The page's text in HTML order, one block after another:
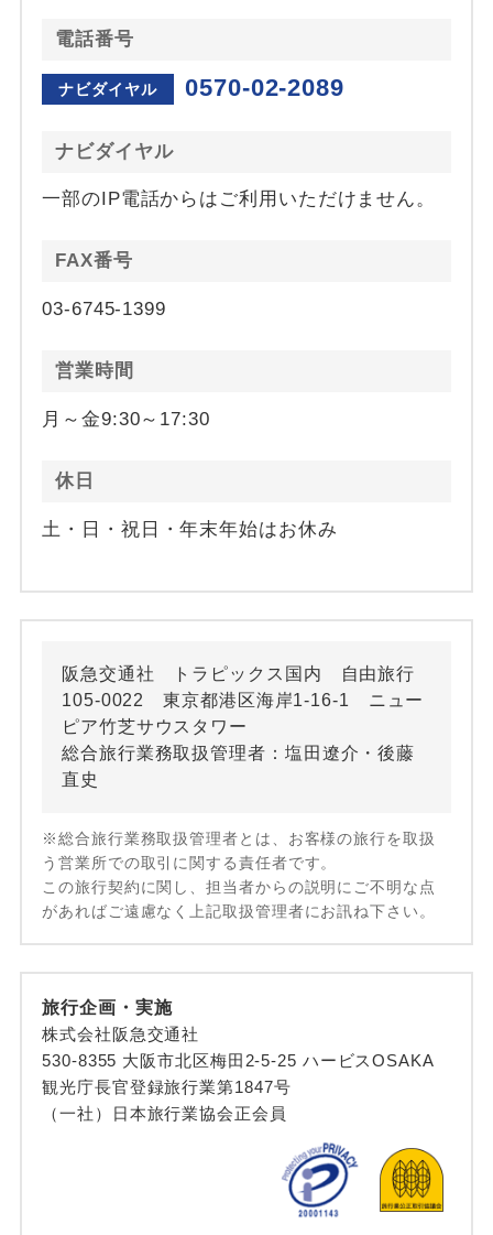
電話番号
ナビダイヤル 0570-02-2089
ナビダイヤル
一部のIP電話からはご利用いただけません。
FAX番号
03-6745-1399
営業時間
月～金9:30～17:30
休日
土・日・祝日・年末年始はお休み
阪急交通社 トラピックス国内 自由旅行
105-0022 東京都港区海岸1-16-1 ニュー
ピア竹芝サウスタワー
総合旅行業務取扱管理者：塩田遼介・後藤
直史
※総合旅行業務取扱管理者とは、お客様の旅行を取扱
う営業所での取引に関する責任者です。
この旅行契約に関し、担当者からの説明にご不明な点
があればご遠慮なく上記取扱管理者にお訊ね下さい。
旅行企画・実施
株式会社阪急交通社
530-8355 大阪市北区梅田2-5-25 ハービスOSAKA
観光庁長官登録旅行業第1847号
（一社）日本旅行業協会正会員